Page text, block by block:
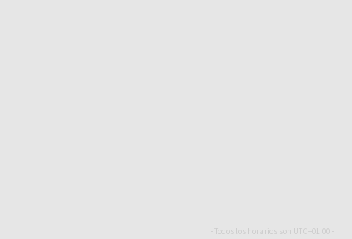
- Todos los horarios son UTC+01:00